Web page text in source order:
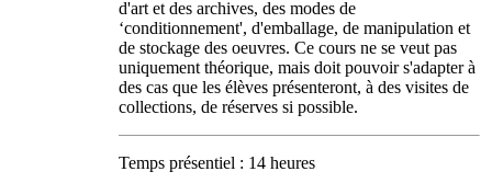
d'art et des archives, des modes de
‘conditionnement', d'emballage, de manipulation et
de stockage des oeuvres. Ce cours ne se veut pas
uniquement théorique, mais doit pouvoir s'adapter à
des cas que les élèves présenteront, à des visites de
collections, de réserves si possible.
Temps présentiel : 14 heures